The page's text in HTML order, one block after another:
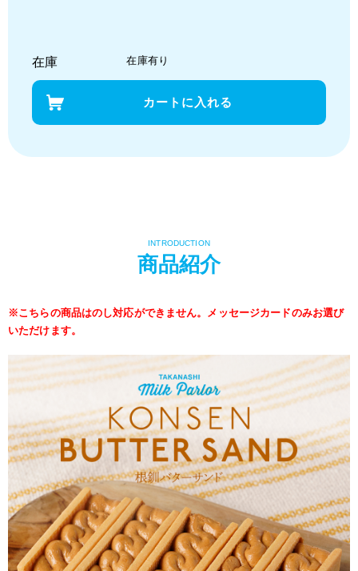
在庫 在庫有り
商品紹介
INTRODUCTION
※こちらの商品はのし対応ができません。メッセージカードのみお選び
いただけます。